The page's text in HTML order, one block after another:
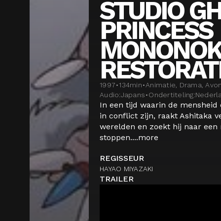
STUDIO
PRINCESS
1997•134min•Animatie, Drama,
Audio:Japans•Ondertiteling:
In een tijd waarin de
in conflict zijn, raakt Ashitaka
werelden en zoekt hij naar
stoppen....more
REGISSEUR
HAYAO MIYAZAKI
TRAILER